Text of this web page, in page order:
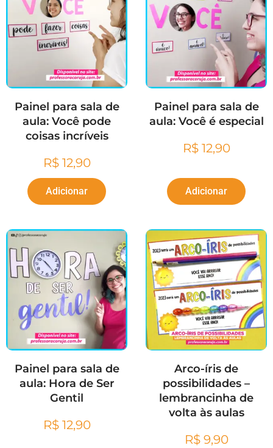
Painel para sala de
aula: Você pode
coisas incríveis
R$12,90
Adicionar
Painel para sala de
aula: Você é especial
R$12,90
Adicionar
Painel para sala de
aula: Hora de Ser
Gentil
R$12,90
Arco-íris de
possibilidades –
lembrancinha de
volta às aulas
R$9,90